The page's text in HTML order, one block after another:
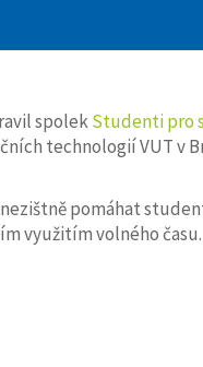
spolekStudenti pro
technologií VUT v
pomáhat
využitím volného času.